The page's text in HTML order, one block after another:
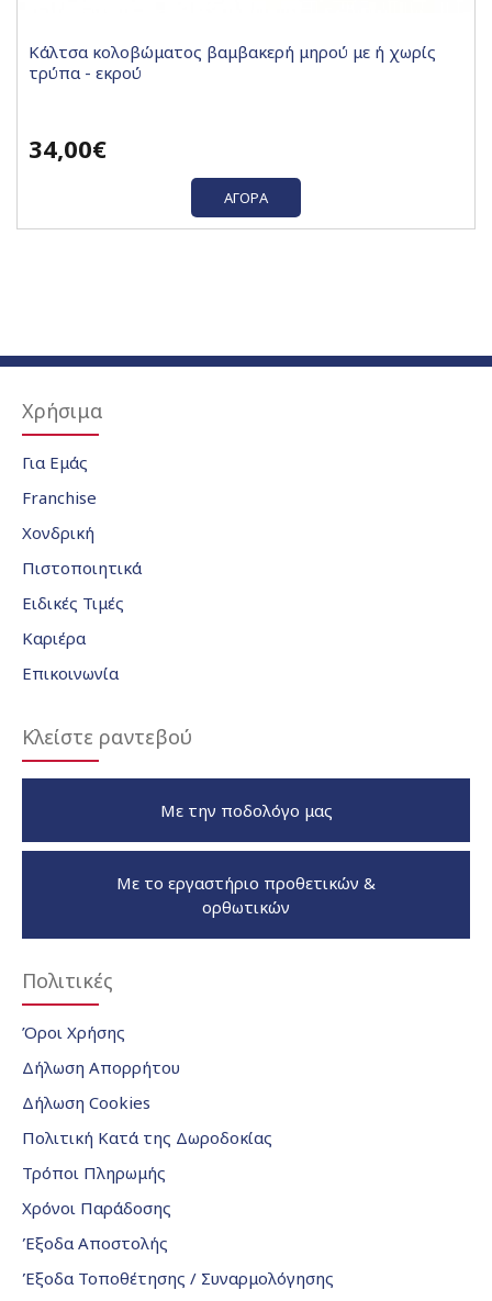
Κάλτσα κολοβώματος βαμβακερή μηρού με ή χωρίς
τρύπα - εκρού
34,00€
ΑΓΟΡΆ
Χρήσιμα
Για Εμάς
Franchise
Χονδρική
Πιστοποιητικά
Ειδικές Τιμές
Καριέρα
Επικοινωνία
Κλείστε ραντεβού
Με την ποδολόγο μας
Με το εργαστήριο προθετικών &
ορθωτικών
Πολιτικές
Όροι Χρήσης
Δήλωση Απορρήτου
Δήλωση Cookies
Πολιτική Κατά της Δωροδοκίας
Τρόποι Πληρωμής
Χρόνοι Παράδοσης
Έξοδα Αποστολής
Έξοδα Τοποθέτησης / Συναρμολόγησης